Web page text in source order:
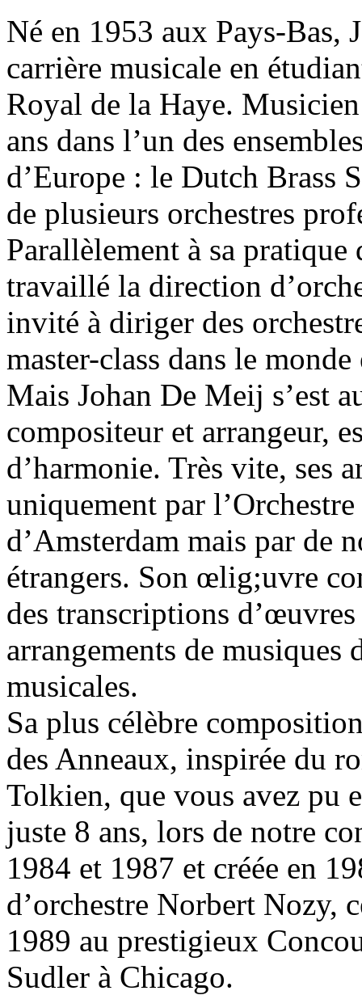
Né en 1953 aux Pays-Bas,
carrière musicale en
Royal de la Haye.
ans dans l’un des
d’Europe : le Dutch Brass
de plusieurs orchestres
Parallèlement à sa
travaillé la direction
invité à diriger des
master-class dans le monde
Mais Johan De Meij s’est
compositeur et arrangeur,
d’harmonie. Très vite, ses
uniquement par
d’Amsterdam mais par de
étrangers. Son œlig;uvre
des transcriptions
arrangements de musiques
musicales.
Sa plus célèbre
des Anneaux, inspirée du
Tolkien, que vous avez pu
juste 8 ans, lors de notre
1984 et 1987 et créée en
d’orchestre Norbert Nozy,
1989 au prestigieux
Sudler à Chicago.